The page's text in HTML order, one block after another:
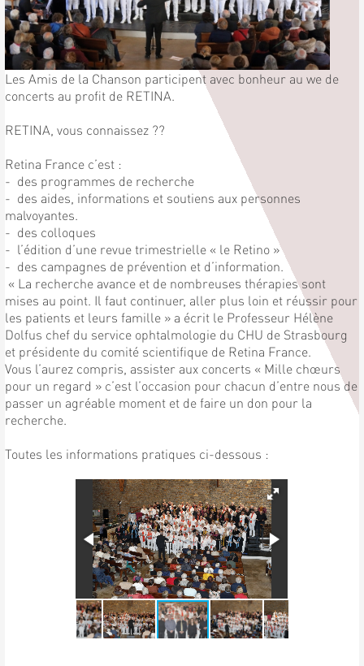
Les Amis de la Chanson participent avec bonheur au we de
concerts au profit de RETINA.
RETINA, vous connaissez ??
Retina France c’est :
- des programmes de recherche
- des aides, informations et soutiens aux personnes
malvoyantes.
- des colloques
- l’édition d’une revue trimestrielle « le Retino »
- des campagnes de prévention et d’information.
« La recherche avance et de nombreuses thérapies sont
mises au point. Il faut continuer, aller plus loin et réussir pour
les patients et leurs famille » a écrit le Professeur Hélène
Dolfus chef du service ophtalmologie du CHU de Strasbourg
et présidente du comité scientifique de Retina France.
Vous l’aurez compris, assister aux concerts « Mille chœurs
pour un regard » c’est l’occasion pour chacun d’entre nous de
passer un agréable moment et de faire un don pour la
recherche.
Toutes les informations pratiques ci-dessous :